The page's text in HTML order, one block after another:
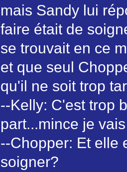
mais Sandy lui
faire était de
se trouvait en ce
et que seul
qu'il ne soit trop
--Kelly: C'est trop
part...mince je
--Chopper: Et elle
soigner?